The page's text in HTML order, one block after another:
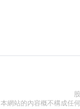
本網站的內容概不構成任